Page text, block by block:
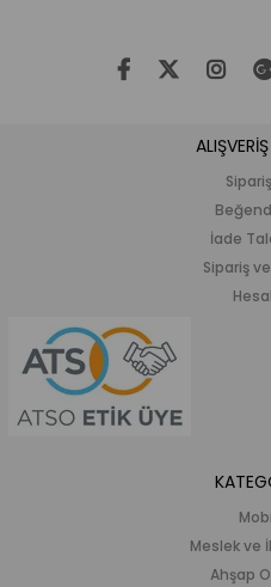
İade
Sipariş
Meslek ve
Ahşap